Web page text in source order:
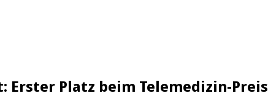
Platz beim Telemedizin-Preis